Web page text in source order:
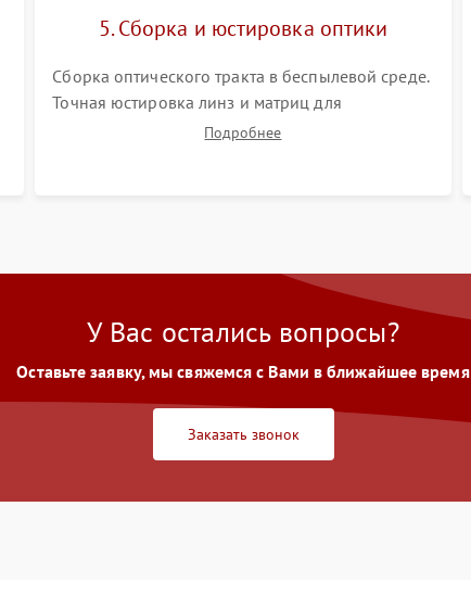
5. Сборка и юстировка оптики
Сборка оптического тракта в беспылевой среде.
Точная юстировка линз и матриц для
правильного сведения цветов и устранения
Подробнее
У Вас остались вопросы?
Оставьте заявку, мы свяжемся с Вами в ближайшее время
Заказать звонок